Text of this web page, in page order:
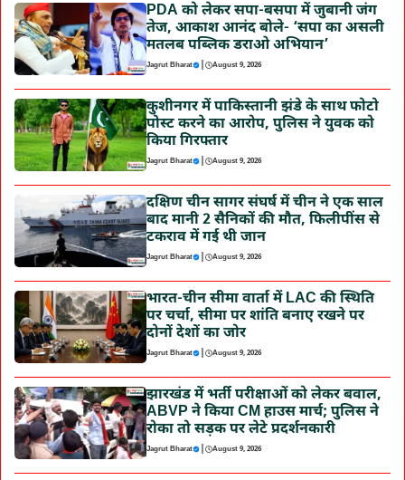
PDA को लेकर सपा-बसपा में जुबानी जंग
तेज, आकाश आनंद बोले- ‘सपा का असली
मतलब पब्लिक डराओ अभियान’
Jagrut Bharat | August 9, 2026
कुशीनगर में पाकिस्तानी झंडे के साथ फोटो
पोस्ट करने का आरोप, पुलिस ने युवक को
किया गिरफ्तार
Jagrut Bharat | August 9, 2026
दक्षिण चीन सागर संघर्ष में चीन ने एक साल
बाद मानी 2 सैनिकों की मौत, फिलीपींस से
टकराव में गई थी जान
Jagrut Bharat | August 9, 2026
भारत-चीन सीमा वार्ता में LAC की स्थिति
पर चर्चा, सीमा पर शांति बनाए रखने पर
दोनों देशों का जोर
Jagrut Bharat | August 9, 2026
झारखंड में भर्ती परीक्षाओं को लेकर बवाल,
ABVP ने किया CM हाउस मार्च; पुलिस ने
रोका तो सड़क पर लेटे प्रदर्शनकारी
Jagrut Bharat | August 9, 2026